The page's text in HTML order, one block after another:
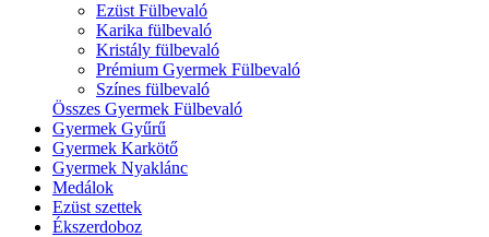
Ezüst Fülbevaló
Karika fülbevaló
Kristály fülbevaló
Prémium Gyermek Fülbevaló
Színes fülbevaló
Összes Gyermek Fülbevaló
Gyermek Gyűrű
Gyermek Karkötő
Gyermek Nyaklánc
Medálok
Ezüst szettek
Ékszerdoboz